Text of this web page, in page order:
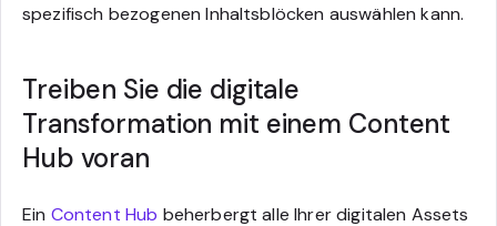
spezifisch bezogenen Inhaltsblöcken auswählen kann.
Treiben Sie die digitale
Transformation mit einem Content
Hub voran
Ein Content Hub beherbergt alle Ihrer digitalen Assets